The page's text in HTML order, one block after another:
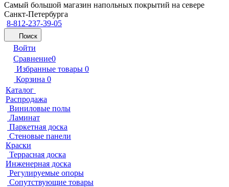
Самый большой магазин напольных покрытий на севере
Санкт-Петербурга
8-812-237-39-05
Поиск
Войти
Сравнение0
Избранные товары 0
Корзина 0
Каталог
Распродажа
Виниловые полы
Ламинат
Паркетная доска
Стеновые панели
Краски
Террасная доска
Инженерная доска
Регулируемые опоры
Сопутствующие товары